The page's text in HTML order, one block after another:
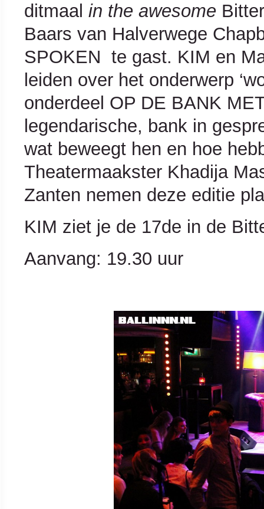
ditmaal in the awesome
Baars van Halverwege
SPOKEN te gast. KIM en
leiden over het onderwerp
onderdeel OP DE BANK
legendarische, bank in
wat beweegt hen en hoe
Theatermaakster Khadija
Zanten nemen deze editie
KIM ziet je de 17de in de
Aanvang: 19.30 uur